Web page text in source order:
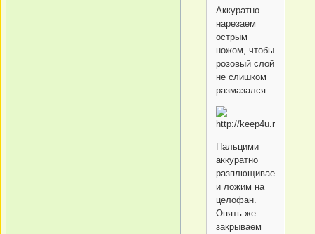
Аккуратно
нарезаем
острым
ножом, чтобы
розовый слой
не слишком
размазался
Пальцими
аккуратно
разплющиваем
и ложим на
целофан.
Опять же
закрываем